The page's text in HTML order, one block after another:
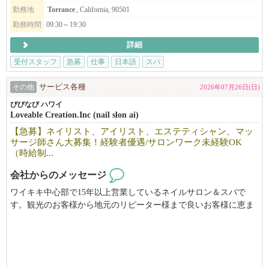
ご興味がある方はメールにてお問い合わせください。
Info@aschd.com
書類選考の上、折り返しご連絡いたします。
勤務地
Torrance, California, 90501
勤務時間
09:30～19:30
詳細
受付スタッフ
急募 仕事 日本語 スパ
その他 サービス各種 2026年07月26日(日)
びびなび ハワイ
Loveable Creation.Inc (nail slon ai)
【急募】ネイリスト、アイリスト、エステティシャン、マッ
サージ師さん大募集！経験者優遇/サロンワーク未経験OK
（時給制...
会社からのメッセージ
ワイキキ中心部で15年以上営業しているネイルサロン＆スパで
す。観光のお客様から地元のリピーター様まで良いお客様に恵ま